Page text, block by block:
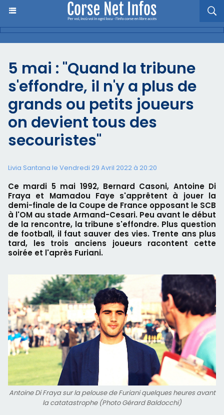
5 mai : "Quand la tribune
s'effondre, il n'y a plus de
grands ou petits joueurs
on devient tous des
secouristes"
Livia Santana le Vendredi 29 Avril 2022 à 20:20
Ce mardi 5 mai 1992, Bernard Casoni, Antoine Di
Fraya et Mamadou Faye s'apprêtent à jouer la
demi-finale de la Coupe de France opposant le SCB
à l'OM au stade Armand-Cesari. Peu avant le début
de la rencontre, la tribune s'effondre. Plus question
de football, il faut sauver des vies. Trente ans plus
tard, les trois anciens joueurs racontent cette
soirée et l'après Furiani.
Antoine Di Fraya sur la pelouse de Furiani quelques heures avant
la catatastrophe (Photo Gérard Baldocchi)